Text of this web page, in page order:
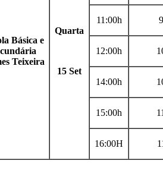
Básica e
Teixeira
Quarta
15 Set
11:00h
12:00h
14:00h
15:00h
16:00H